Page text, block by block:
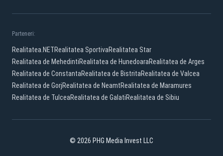
Parteneri:
Realitatea.NETRealitatea SportivaRealitatea Star
Realitatea de MehedintiRealitatea de HunedoaraRealitatea de Arges
Realitatea de ConstantaRealitatea de BistritaRealitatea de Valcea
Realitatea de GorjRealitatea de NeamtRealitatea de Maramures
Realitatea de TulceaRealitatea de GalatiRealitatea de Sibiu
© 2026 PHG Media Invest LLC